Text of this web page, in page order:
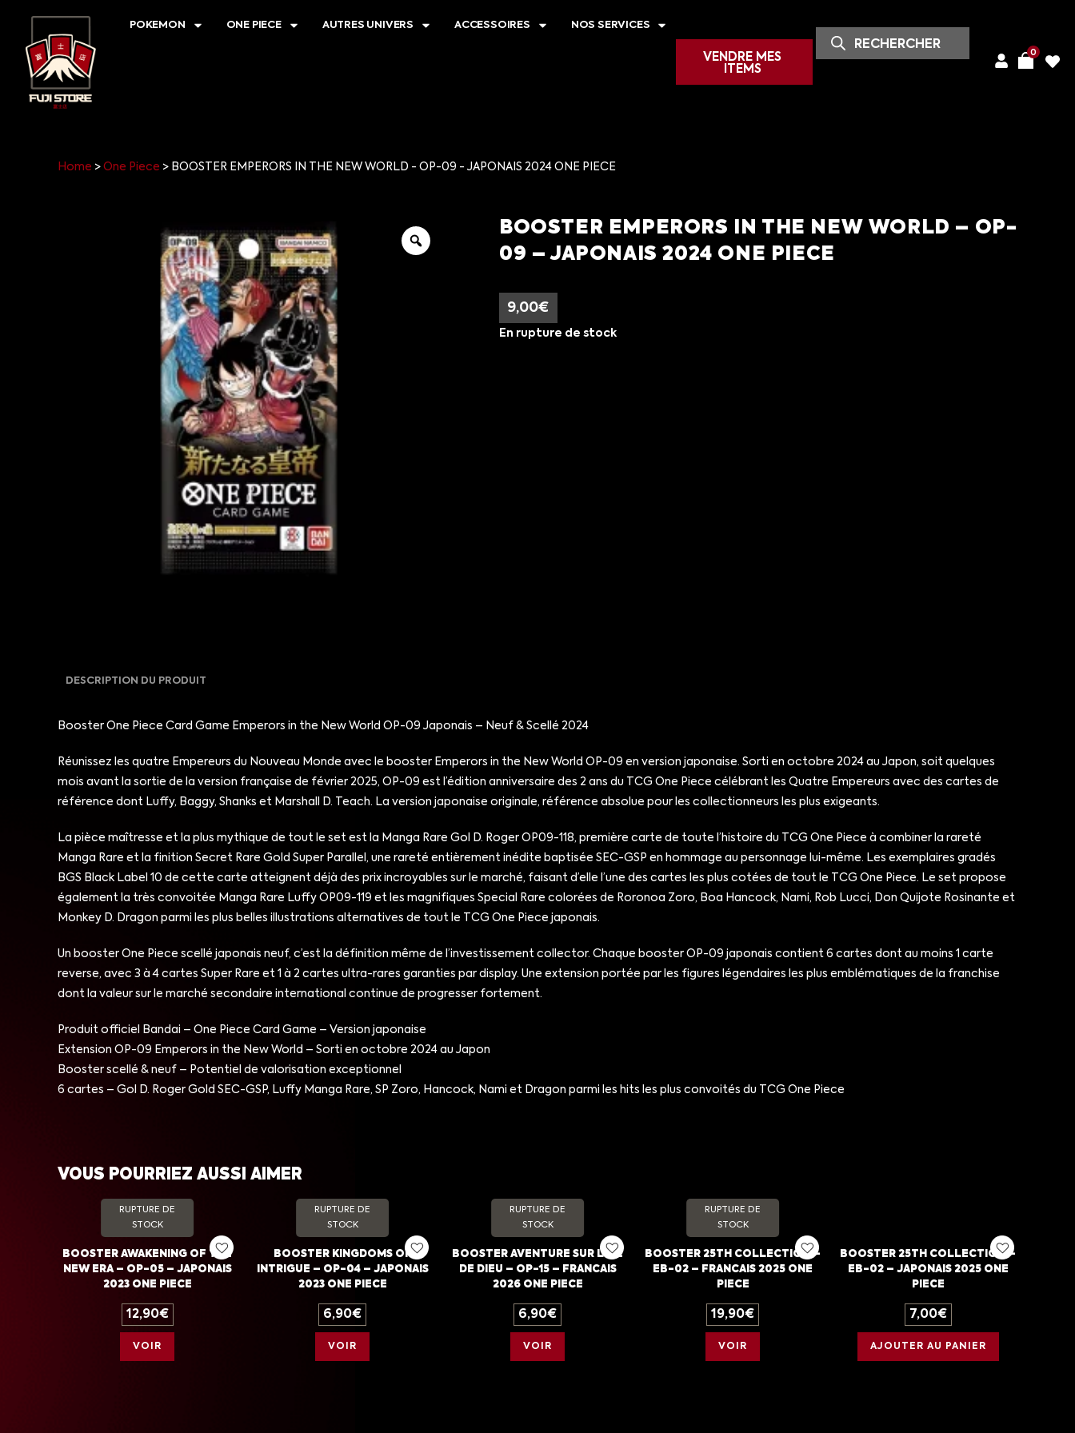
POKEMON ONE PIECE AUTRES UNIVERS ACCESSOIRES NOS SERVICES
VENDRE MES
ITEMS
0
Home > One Piece > BOOSTER EMPERORS IN THE NEW WORLD - OP-09 - JAPONAIS 2024 ONE PIECE
BOOSTER EMPERORS IN THE NEW WORLD – OP-
09 – JAPONAIS 2024 ONE PIECE
9,00€
En rupture de stock
DESCRIPTION DU PRODUIT
Booster One Piece Card Game Emperors in the New World OP-09 Japonais – Neuf & Scellé 2024
Réunissez les quatre Empereurs du Nouveau Monde avec le booster Emperors in the New World OP-09 en version japonaise. Sorti en octobre 2024 au Japon, soit quelques
mois avant la sortie de la version française de février 2025, OP-09 est l’édition anniversaire des 2 ans du TCG One Piece célébrant les Quatre Empereurs avec des cartes de
référence dont Luffy, Baggy, Shanks et Marshall D. Teach. La version japonaise originale, référence absolue pour les collectionneurs les plus exigeants.
La pièce maîtresse et la plus mythique de tout le set est la Manga Rare Gol D. Roger OP09-118, première carte de toute l’histoire du TCG One Piece à combiner la rareté
Manga Rare et la finition Secret Rare Gold Super Parallel, une rareté entièrement inédite baptisée SEC-GSP en hommage au personnage lui-même. Les exemplaires gradés
BGS Black Label 10 de cette carte atteignent déjà des prix incroyables sur le marché, faisant d’elle l’une des cartes les plus cotées de tout le TCG One Piece. Le set propose
également la très convoitée Manga Rare Luffy OP09-119 et les magnifiques Special Rare colorées de Roronoa Zoro, Boa Hancock, Nami, Rob Lucci, Don Quijote Rosinante et
Monkey D. Dragon parmi les plus belles illustrations alternatives de tout le TCG One Piece japonais.
Un booster One Piece scellé japonais neuf, c’est la définition même de l’investissement collector. Chaque booster OP-09 japonais contient 6 cartes dont au moins 1 carte
reverse, avec 3 à 4 cartes Super Rare et 1 à 2 cartes ultra-rares garanties par display. Une extension portée par les figures légendaires les plus emblématiques de la franchise
dont la valeur sur le marché secondaire international continue de progresser fortement.
Produit officiel Bandai – One Piece Card Game – Version japonaise
Extension OP-09 Emperors in the New World – Sorti en octobre 2024 au Japon
Booster scellé & neuf – Potentiel de valorisation exceptionnel
6 cartes – Gol D. Roger Gold SEC-GSP, Luffy Manga Rare, SP Zoro, Hancock, Nami et Dragon parmi les hits les plus convoités du TCG One Piece
VOUS POURRIEZ AUSSI AIMER
RUPTURE DE
STOCK
BOOSTER AWAKENING OF THE
NEW ERA – OP-05 – JAPONAIS
2023 ONE PIECE
12,90€
VOIR
RUPTURE DE
STOCK
BOOSTER KINGDOMS OF
INTRIGUE – OP-04 – JAPONAIS
2023 ONE PIECE
6,90€
VOIR
RUPTURE DE
STOCK
BOOSTER AVENTURE SUR L’ILE
DE DIEU – OP-15 – FRANCAIS
2026 ONE PIECE
6,90€
VOIR
RUPTURE DE
STOCK
BOOSTER 25TH COLLECTION –
EB-02 – FRANCAIS 2025 ONE
PIECE
19,90€
VOIR
BOOSTER 25TH COLLECTION –
EB-02 – JAPONAIS 2025 ONE
PIECE
7,00€
AJOUTER AU PANIER